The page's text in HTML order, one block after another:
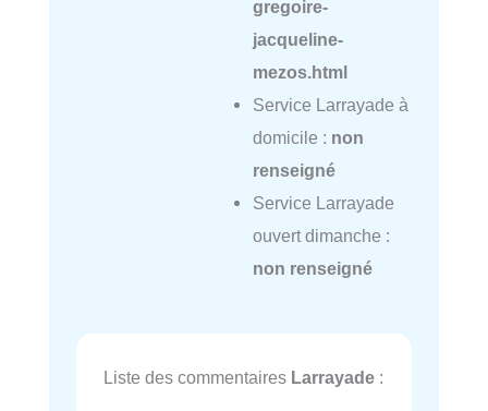
gregoire-
jacqueline-
mezos.html
Service Larrayade à
domicile : non
renseigné
Service Larrayade
ouvert dimanche :
non renseigné
Liste des commentaires Larrayade :